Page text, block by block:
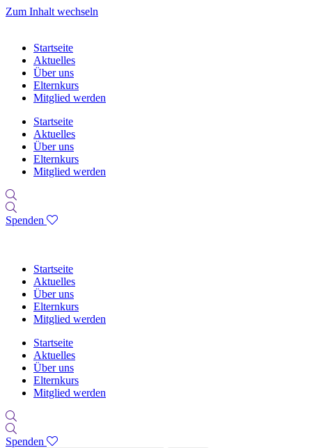
Zum Inhalt wechseln
Startseite
Aktuelles
Über uns
Elternkurs
Mitglied werden
Startseite
Aktuelles
Über uns
Elternkurs
Mitglied werden
Spenden
Startseite
Aktuelles
Über uns
Elternkurs
Mitglied werden
Startseite
Aktuelles
Über uns
Elternkurs
Mitglied werden
Spenden